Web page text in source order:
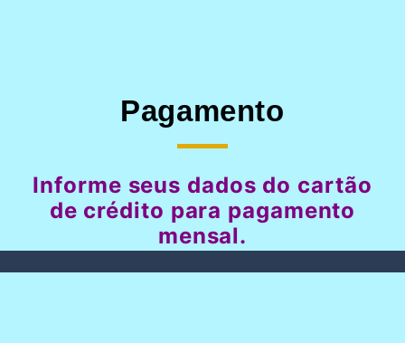
Pagamento
Informe seus dados do cartão
de crédito para pagamento
mensal.